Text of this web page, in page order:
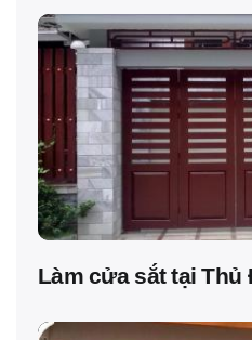
Làm cửa sắt tại Thủ